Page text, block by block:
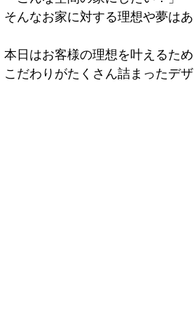
そんなお家に対する理想や夢は
本日はお客様の理想を叶えるた
こだわりがたくさん詰まったデ